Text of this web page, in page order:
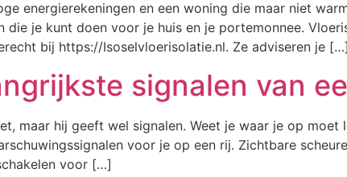
energierekeningen en een woning die maar niet
die je kunt doen voor je huis en je portemonnee.
bij https://Isoselvloerisolatie.nl. Ze adviseren je […]
signalen van
maar hij geeft wel signalen. Weet je waar je op
voor je op een rij. Zichtbare
voor […]